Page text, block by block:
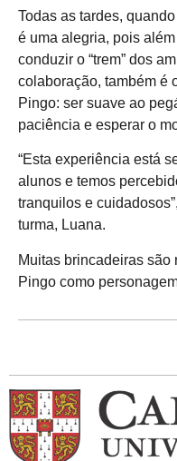
Todas as tardes,
é uma alegria, pois
conduzir o “trem” dos
colaboração, também é
Pingo: ser suave ao
paciência e esperar o
“Esta experiência está
alunos e temos
tranquilos e
turma, Luana.
Muitas brincadeiras são
Pingo como